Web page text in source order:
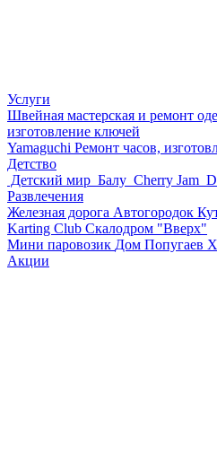
Услуги
Швейная мастерская и ремонт
изготовление ключей
Yamaguchi Ремонт часов,
Детство
Детский мир Балу Cherry Jam
Развлечения
Железная дорога Автогородок
Karting Club Скалодром "Вверх"
Мини паровозик Дом Попугаев
Акции